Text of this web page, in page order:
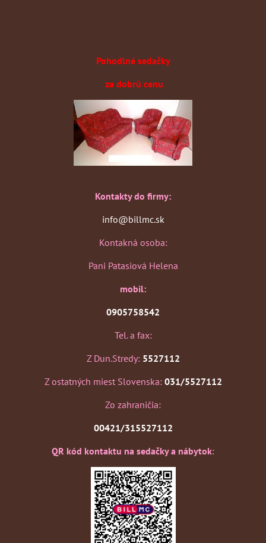
Pohodlné sedačky
za dobrú cenu
Kontakty do firmy:
info@billmc.sk
Kontakná osoba:
Pani Patasiová Helena
mobil:
0905758542
Tel. a fax:
Z Dun.Stredy: 5527112
Z ostatných miest Slovenska: 031/5527112
Zo zahraničia:
00421/315527112
QR kód kontaktu na sedačky a nábytok: